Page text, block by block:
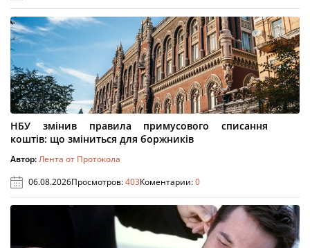
НБУ змінив правила примусового списання
коштів: що зміниться для боржників
Автор:Лента от Протокола
06.08.2026Просмотров:403Коментарии:0